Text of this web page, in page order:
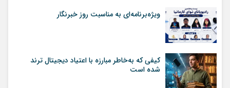
ویژه‌برنامه‌ای به مناسبت روز خبرنگار
کیفی که به‌خاطر مبارزه با اعتیاد دیجیتال ترند
شده است